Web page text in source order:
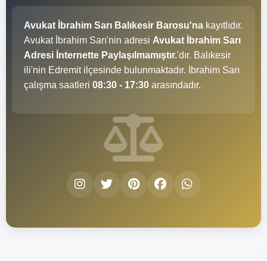
Avukat İbrahim Sarı Balıkesir Barosu'na kayıtlıdır.
Avukat İbrahim Sarı'nin adresi Avukat İbrahim Sarı
Adresi İnternette Paylaşılmamıştır.'dır. Balıkesir
ili'nin Edremit ilçesinde bulunmaktadır. İbrahim Sarı
çalışma saatleri 08:30 - 17:30 arasındadır.